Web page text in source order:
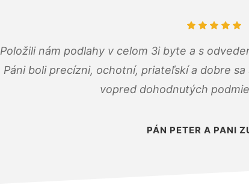
Položili nám podlahy v celom 3i byte a s
Páni boli precízni, ochotní, priateľskí a dobre
vopred dohodnutých
PÁN PETER A PANI